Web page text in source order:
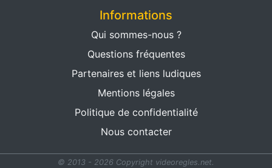
Informations
Qui sommes-nous ?
Questions fréquentes
Partenaires et liens ludiques
Mentions légales
Politique de confidentialité
Nous contacter
© 2013 - 2026 Copyright videoregles.net.